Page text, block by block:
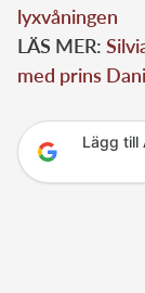
lyxvåningen
LÄS MER:
med prins
Lägg till